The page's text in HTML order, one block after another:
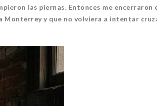
las piernas. Entonces me encerraron
Monterrey y que no volviera a intentar